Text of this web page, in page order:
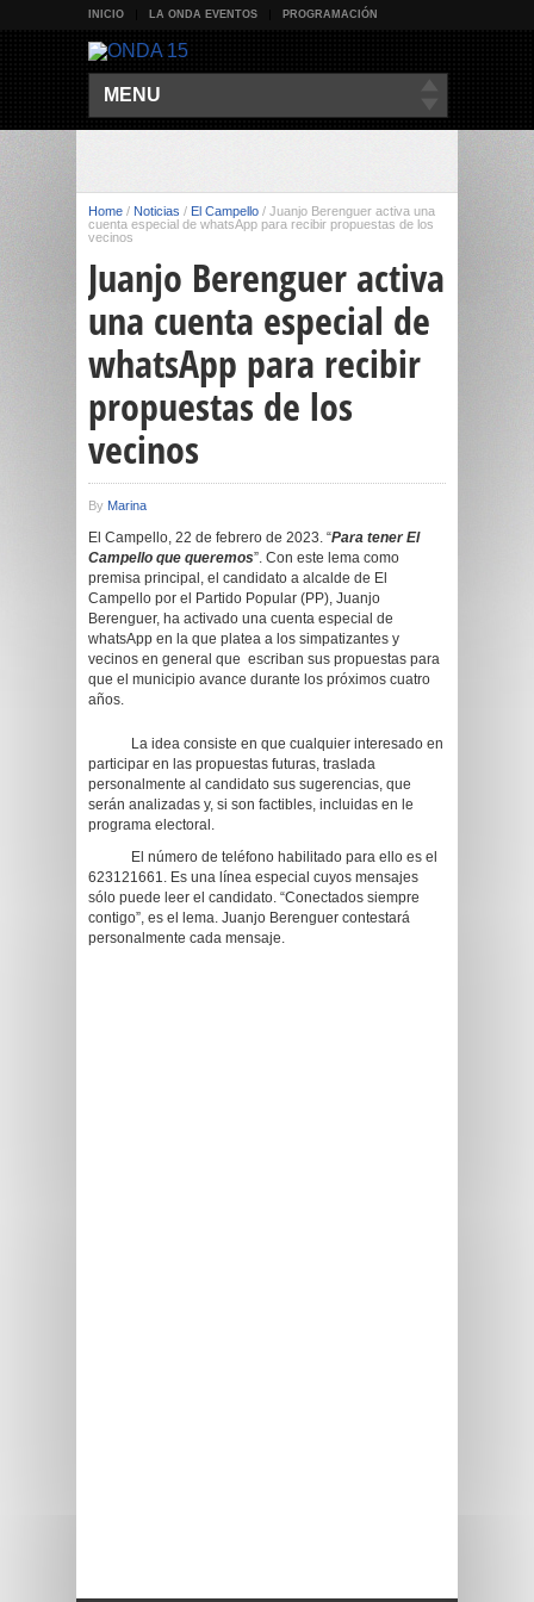
INICIO LA ONDA EVENTOS PROGRAMACIÓN
MENU
Home / Noticias / El Campello / Juanjo Berenguer activa una
cuenta especial de whatsApp para recibir propuestas de los
vecinos
Juanjo Berenguer activa
una cuenta especial de
whatsApp para recibir
propuestas de los
vecinos
By Marina
El Campello, 22 de febrero de 2023. “Para tener El
Campello que queremos”. Con este lema como
premisa principal, el candidato a alcalde de El
Campello por el Partido Popular (PP), Juanjo
Berenguer, ha activado una cuenta especial de
whatsApp en la que platea a los simpatizantes y
vecinos en general que escriban sus propuestas para
que el municipio avance durante los próximos cuatro
años.
La idea consiste en que cualquier interesado en
participar en las propuestas futuras, traslada
personalmente al candidato sus sugerencias, que
serán analizadas y, si son factibles, incluidas en le
programa electoral.
El número de teléfono habilitado para ello es el
623121661. Es una línea especial cuyos mensajes
sólo puede leer el candidato. “Conectados siempre
contigo”, es el lema. Juanjo Berenguer contestará
personalmente cada mensaje.